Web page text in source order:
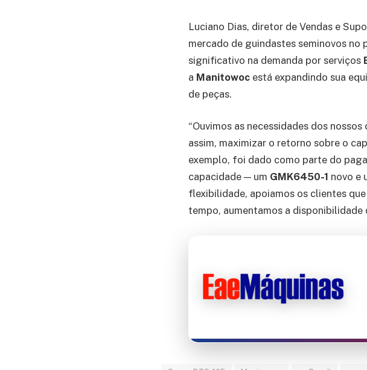
Luciano Dias, diretor de Vendas e
mercado de guindastes seminovos no
significativo na demanda por serviços
a Manitowoc está expandindo sua
de peças.
“Ouvimos as necessidades dos
assim, maximizar o retorno sobre o
exemplo, foi dado como parte do
capacidade — um GMK6450-1 novo e
flexibilidade, apoiamos os clientes
tempo, aumentamos a disponibilidade